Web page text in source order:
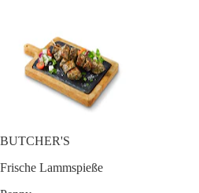
BUTCHER'S
Frische Lammspieße